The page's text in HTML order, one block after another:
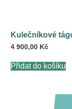
Kulečníkové
4 900,00 Kč
Přidat do košíku